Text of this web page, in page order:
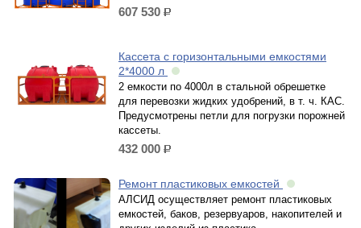
607 530 р.
Кассета с горизонтальными емкостями
2*4000 л
2 емкости по 4000л в стальной обрешетке
для перевозки жидких удобрений, в т. ч. КАС.
Предусмотрены петли для погрузки порожней
кассеты.
432 000 р.
Ремонт пластиковых емкостей
АЛСИД осуществляет ремонт пластиковых
емкостей, баков, резервуаров, накопителей и